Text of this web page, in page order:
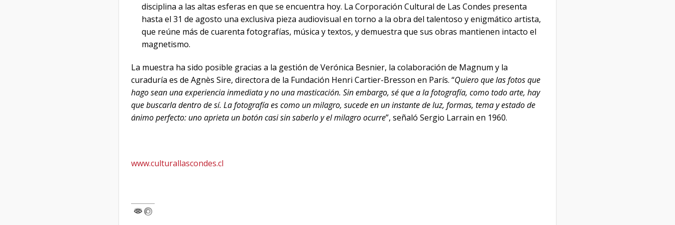
disciplina a las altas esferas en que se encuentra hoy. La Corporación Cultural de Las Condes presenta
hasta el 31 de agosto una exclusiva pieza audiovisual en torno a la obra del talentoso y enigmático artista,
que reúne más de cuarenta fotografías, música y textos, y demuestra que sus obras mantienen intacto el
magnetismo.
La muestra ha sido posible gracias a la gestión de Verónica Besnier, la colaboración de Magnum y la
curaduría es de Agnès Sire, directora de la Fundación Henri Cartier-Bresson en París. “Quiero que las fotos que
hago sean una experiencia inmediata y no una masticación. Sin embargo, sé que a la fotografía, como todo arte, hay
que buscarla dentro de sí. La fotografía es como un milagro, sucede en un instante de luz, formas, tema y estado de
ánimo perfecto: uno aprieta un botón casi sin saberlo y el milagro ocurre”, señaló Sergio Larrain en 1960.
www.culturallascondes.cl